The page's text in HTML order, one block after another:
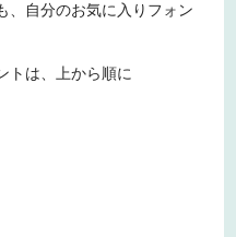
、自分のお気に入りフォン
トは、上から順に